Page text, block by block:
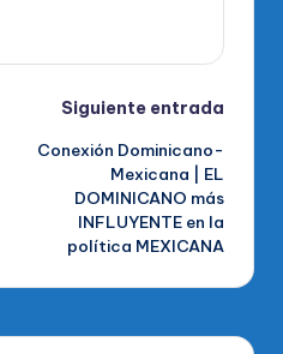
Siguiente entrada
Conexión Dominicano-
Mexicana | EL
DOMINICANO más
INFLUYENTE en la
política MEXICANA